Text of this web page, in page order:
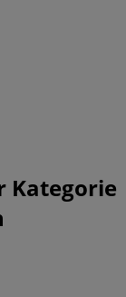
Kategorie